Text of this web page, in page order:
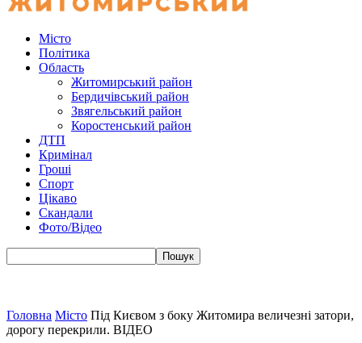
Місто
Політика
Область
Житомирський район
Бердичівський район
Звягельський район
Коростенський район
ДТП
Кримінал
Гроші
Спорт
Цікаво
Скандали
Фото/Відео
Головна Місто Під Києвом з боку Житомира величезні затори,
дорогу перекрили. ВІДЕО